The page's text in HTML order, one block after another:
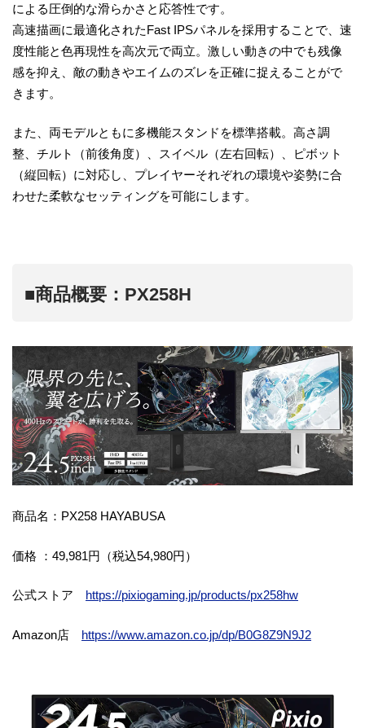
による圧倒的な滑らかさと応答性です。
高速描画に最適化されたFast IPSパネルを採用することで、速
度性能と色再現性を高次元で両立。激しい動きの中でも残像
感を抑え、敵の動きやエイムのズレを正確に捉えることがで
きます。
また、両モデルともに多機能スタンドを標準搭載。高さ調
整、チルト（前後角度）、スイベル（左右回転）、ピボット
（縦回転）に対応し、プレイヤーそれぞれの環境や姿勢に合
わせた柔軟なセッティングを可能にします。
■商品概要：PX258H
商品名：PX258 HAYABUSA
価格 ：49,981円（税込54,980円）
公式ストア https://pixiogaming.jp/products/px258hw
Amazon店 https://www.amazon.co.jp/dp/B0G8Z9N9J2